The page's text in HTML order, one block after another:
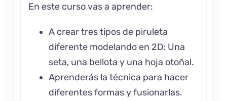
En este curso vas a aprender:
A crear tres tipos de piruleta
diferente modelando en 2D: Una
seta, una bellota y una hoja otoñal.
Aprenderás la técnica para hacer
diferentes formas y fusionarlas.